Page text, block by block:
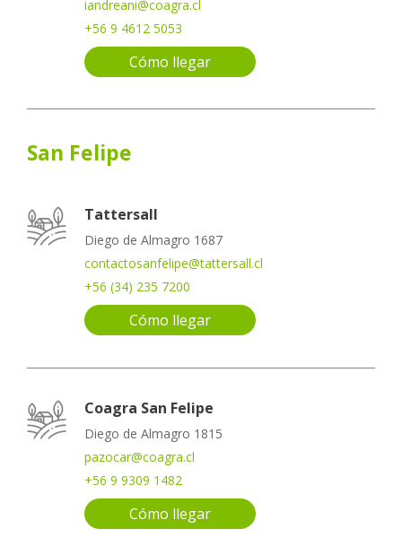
iandreani@coagra.cl
+56 9 4612 5053
Cómo llegar
San Felipe
Tattersall
Diego de Almagro 1687
contactosanfelipe@tattersall.cl
+56 (34) 235 7200
Cómo llegar
Coagra San Felipe
Diego de Almagro 1815
pazocar@coagra.cl
+56 9 9309 1482
Cómo llegar